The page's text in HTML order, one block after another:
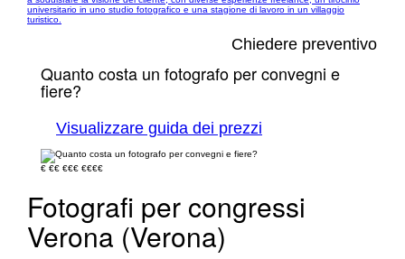
universitario in uno studio fotografico e una stagione di lavoro in un villaggio
turistico.
Chiedere preventivo
Quanto costa un fotografo per convegni e
fiere?
Visualizzare guida dei prezzi
€ €€ €€€ €€€€
Fotografi per congressi
Verona (Verona)